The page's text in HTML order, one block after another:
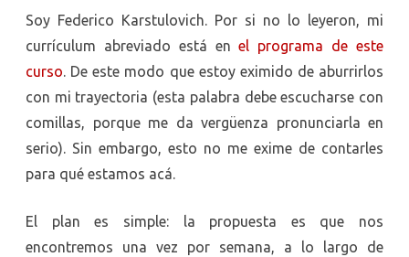
Soy Federico Karstulovich. Por si no lo leyeron, mi
currículum abreviado está enel programa de este
curso. De este modo que estoy eximido de aburrirlos
con mi trayectoria (esta palabra debe escucharse con
comillas, porque me da vergüenza pronunciarla en
serio). Sin embargo, esto no me exime de contarles
para qué estamos acá.
El plan es simple: la propuesta es que nos
encontremos una vez por semana, a lo largo de